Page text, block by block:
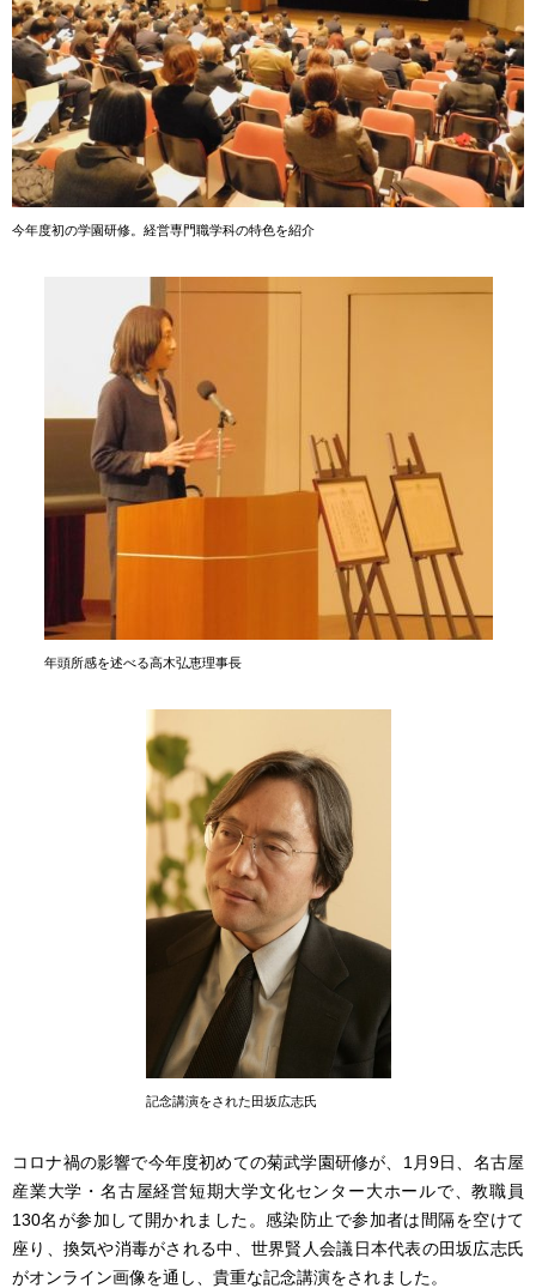
今年度初の学園研修。経営専門職学科の特色を紹介
年頭所感を述べる高木弘恵理事長
記念講演をされた田坂広志氏
コロナ禍の影響で今年度初めての菊武学園研修が、1月9日、名古屋
産業大学・名古屋経営短期大学文化センター大ホールで、教職員
130名が参加して開かれました。感染防止で参加者は間隔を空けて
座り、換気や消毒がされる中、世界賢人会議日本代表の田坂広志氏
がオンライン画像を通し、貴重な記念講演をされました。